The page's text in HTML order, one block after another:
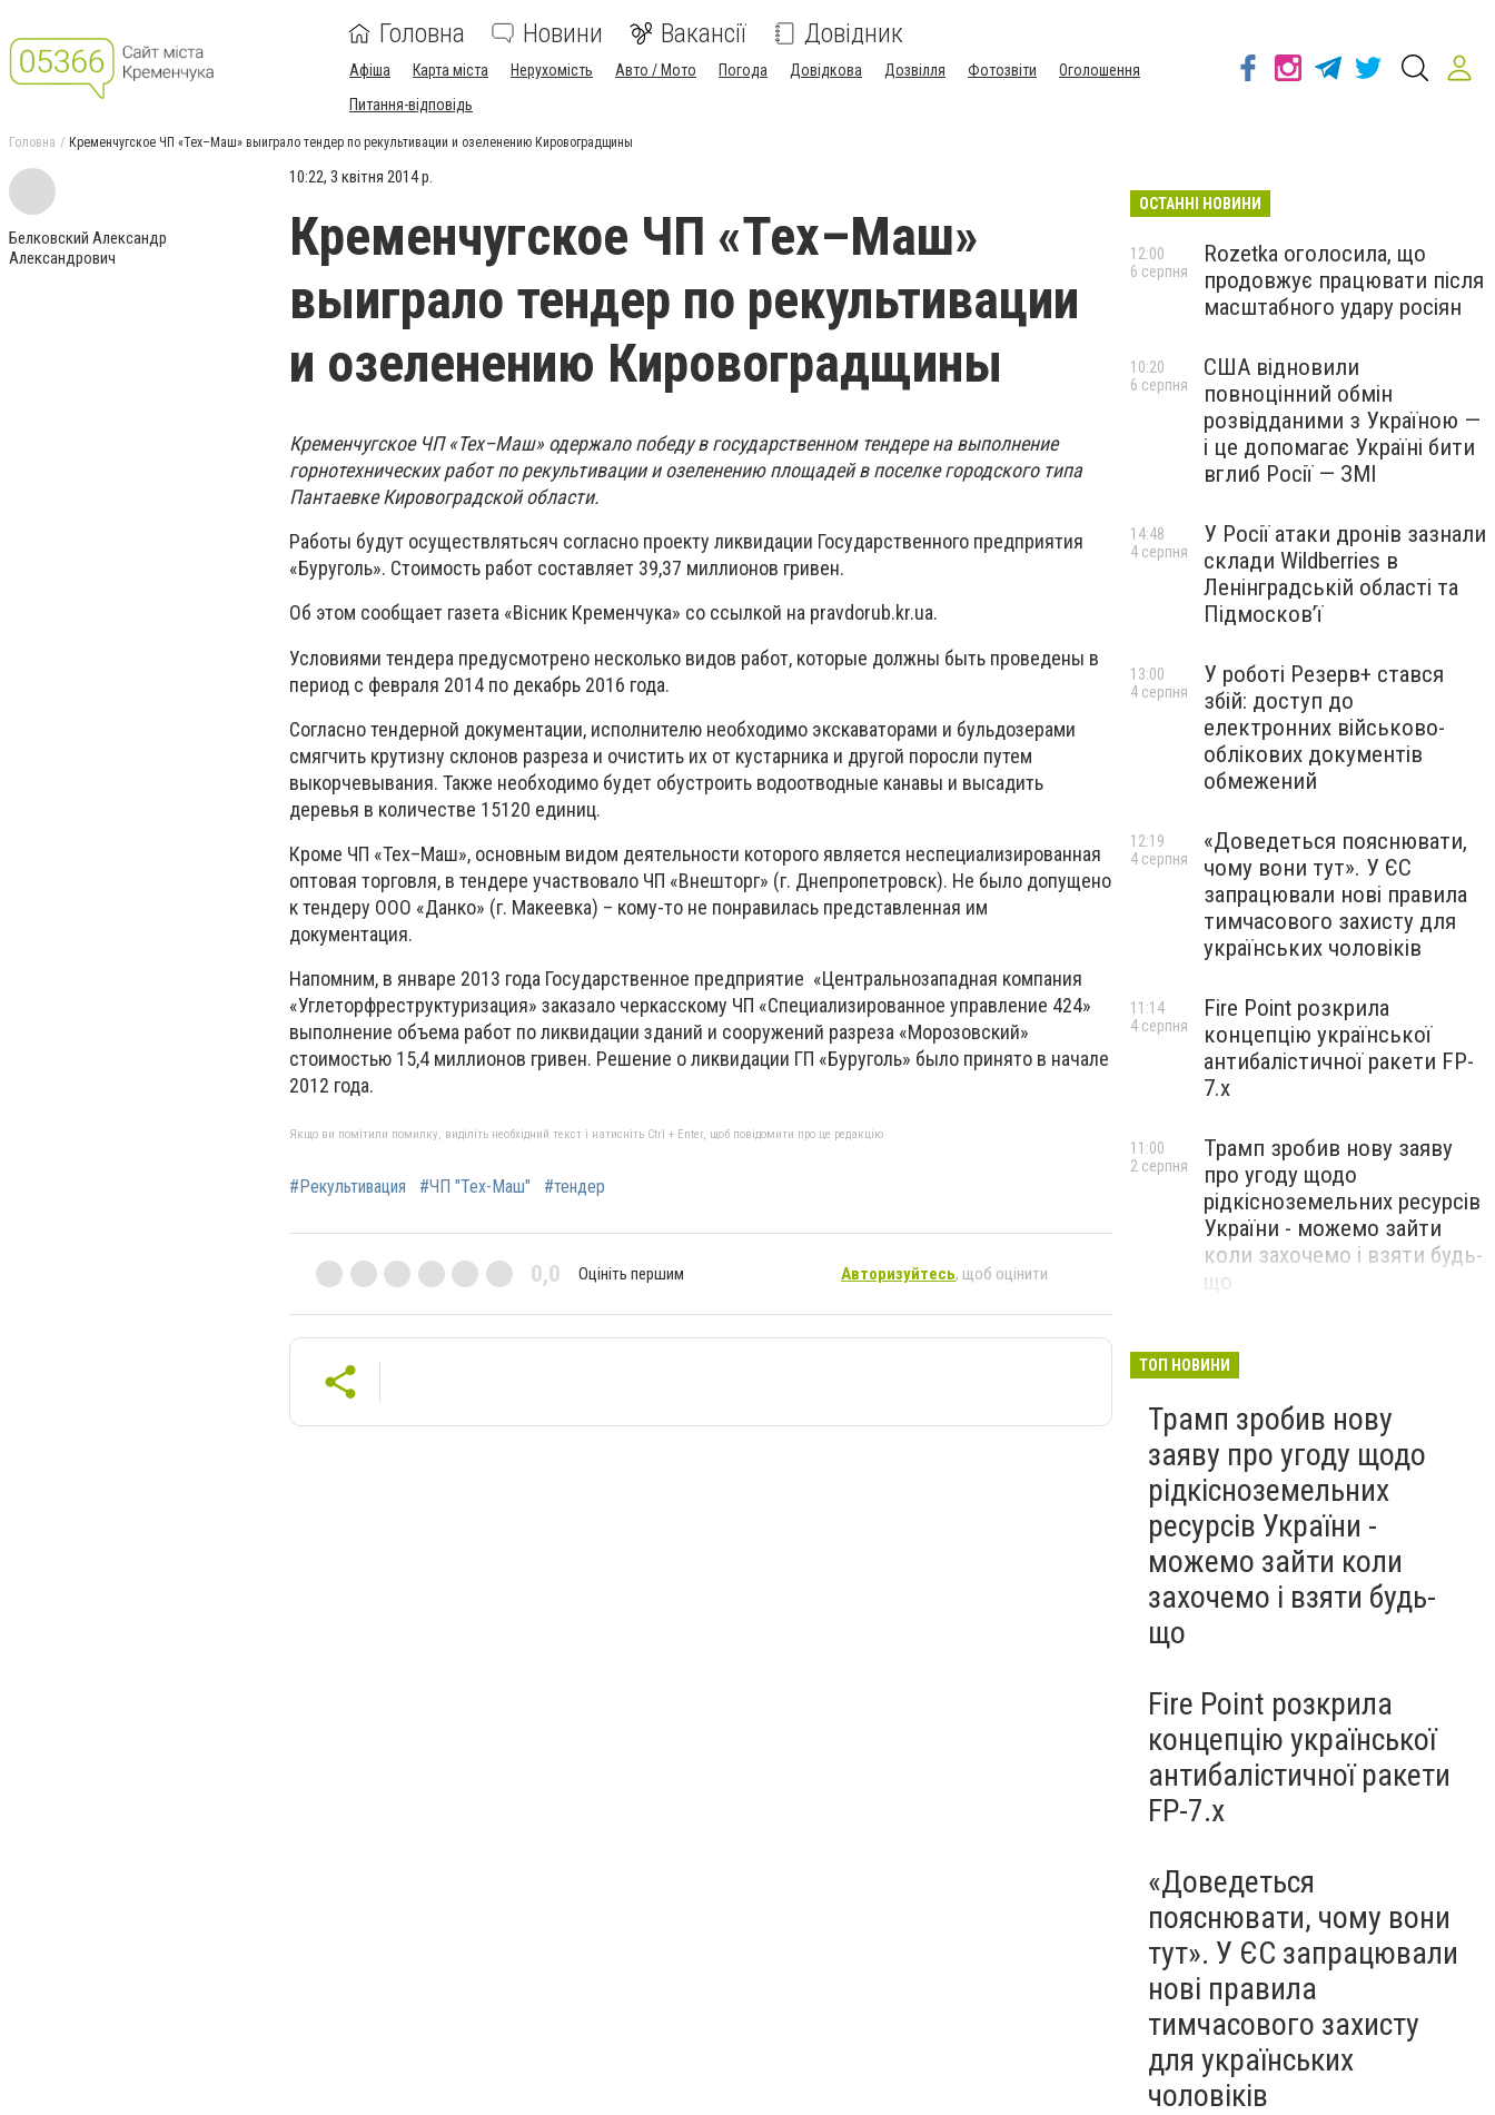
Головна Новини Вакансії Довідник
Афіша Карта міста Нерухомість Авто / Мото Погода Довідкова Дозвілля Фотозвіти
Оголошення
Питання-відповідь
Головна Кременчугское ЧП «Тех–Маш» выиграло тендер по рекультивации и озеленению Кировоградщины
Белковский Александр
Александрович
10:22, 3 квітня 2014 р.
Кременчугское ЧП «Тех–Маш»
выиграло тендер по рекультивации
и озеленению Кировоградщины
Кременчугское ЧП «Тех–Маш» одержало победу в государственном тендере на выполнение
горнотехнических работ по рекультивации и озеленению площадей в поселке городского типа
Пантаевке Кировоградской области.
Работы будут осуществлятьсяч согласно проекту ликвидации Государственного предприятия
«Буруголь». Стоимость работ составляет 39,37 миллионов гривен.
Об этом сообщает газета «Вісник Кременчука» со ссылкой на pravdorub.kr.ua.
Условиями тендера предусмотрено несколько видов работ, которые должны быть проведены в
период с февраля 2014 по декабрь 2016 года.
Согласно тендерной документации, исполнителю необходимо экскаваторами и бульдозерами
смягчить крутизну склонов разреза и очистить их от кустарника и другой поросли путем
выкорчевывания. Также необходимо будет обустроить водоотводные канавы и высадить
деревья в количестве 15120 единиц.
Кроме ЧП «Тех–Маш», основным видом деятельности которого является неспециализированная
оптовая торговля, в тендере участвовало ЧП «Внешторг» (г. Днепропетровск). Не было допущено
к тендеру ООО «Данко» (г. Макеевка) – кому-то не понравилась представленная им
документация.
Напомним, в январе 2013 года Государственное предприятие «Центральнозападная компания
«Углеторфреструктуризация» заказало черкасскому ЧП «Специализированное управление 424»
выполнение объема работ по ликвидации зданий и сооружений разреза «Морозовский»
стоимостью 15,4 миллионов гривен. Решение о ликвидации ГП «Буруголь» было принято в начале
2012 года.
Якщо ви помітили помилку, виділіть необхідний текст і натисніть Ctrl + Enter, щоб повідомити про це редакцію
#Рекультивация #ЧП "Тех-Маш" #тендер
0,0 Оцініть першим Авторизуйтесь, щоб оцінити
ОСТАННІ НОВИНИ
Rozetka оголосила, що
продовжує працювати після
масштабного удару росіян
12:00
6 серпня
США відновили
повноцінний обмін
розвідданими з Україною —
і це допомагає Україні бити
вглиб Росії — ЗМІ
10:20
6 серпня
У Росії атаки дронів зазнали
склади Wildberries в
Ленінградській області та
Підмосков’ї
14:48
4 серпня
У роботі Резерв+ стався
збій: доступ до
електронних військово-
облікових документів
обмежений
13:00
4 серпня
«Доведеться пояснювати,
чому вони тут». У ЄС
запрацювали нові правила
тимчасового захисту для
українських чоловіків
12:19
4 серпня
Fire Point розкрила
концепцію української
антибалістичної ракети FP-
7.x
11:14
4 серпня
Трамп зробив нову заяву
про угоду щодо
рідкісноземельних ресурсів
України - можемо зайти
коли захочемо і взяти будь-
що
11:00
2 серпня
призов”: ДБР проводить
ТЦК по всій Україні
31 липня
ТОП НОВИНИ
Трамп зробив нову
заяву про угоду щодо
рідкісноземельних
ресурсів України -
можемо зайти коли
захочемо і взяти будь-
що
Fire Point розкрила
концепцію української
антибалістичної ракети
FP-7.x
«Доведеться
пояснювати, чому вони
тут». У ЄС запрацювали
нові правила
тимчасового захисту
для українських
чоловіків